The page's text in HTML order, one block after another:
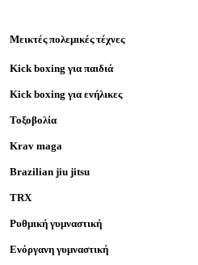
Μεικτές πολεμικές τέχνες
Kick boxing για παιδιά
Kick boxing για ενήλικες
Τοξοβολία
Krav maga
Brazilian jiu jitsu
TRX
Ρυθμική γυμναστική
Ενόργανη γυμναστική